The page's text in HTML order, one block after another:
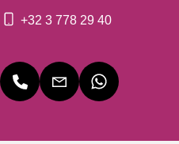
+32 3 778 29 40